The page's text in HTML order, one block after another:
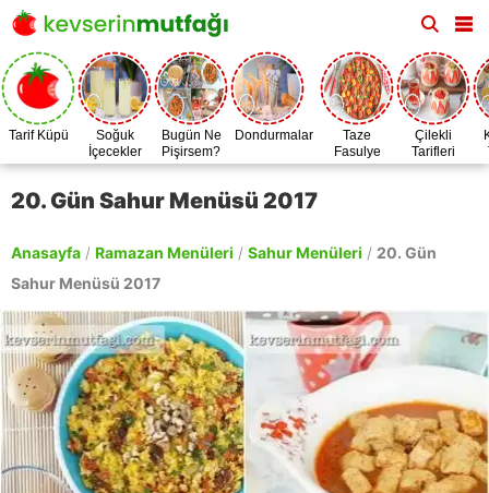
Tarif Küpü
Soğuk
İçecekler
Bugün Ne
Pişirsem?
Dondurmalar
Taze
Fasulye
Zamanı
Çilekli
Tarifleri
20. Gün Sahur Menüsü 2017
Anasayfa / Ramazan Menüleri / Sahur Menüleri / 20. Gün
Sahur Menüsü 2017